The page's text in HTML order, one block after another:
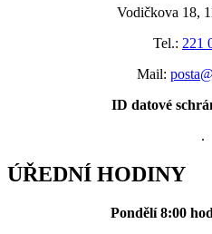
Vodičkova 18,
Tel.: 221
Mail:
ID datové
.
ÚŘEDNÍ HODINY
Pondělí 8:00